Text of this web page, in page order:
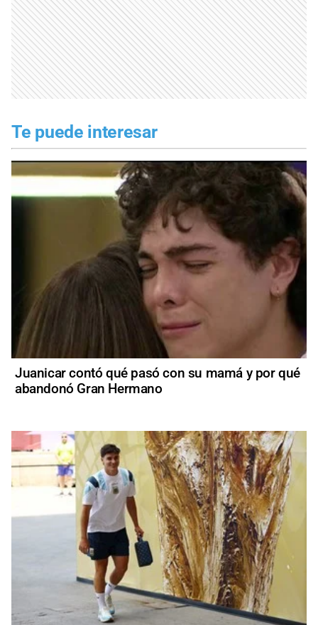
Te puede interesar
Juanicar contó qué pasó con su mamá y por qué
abandonó Gran Hermano